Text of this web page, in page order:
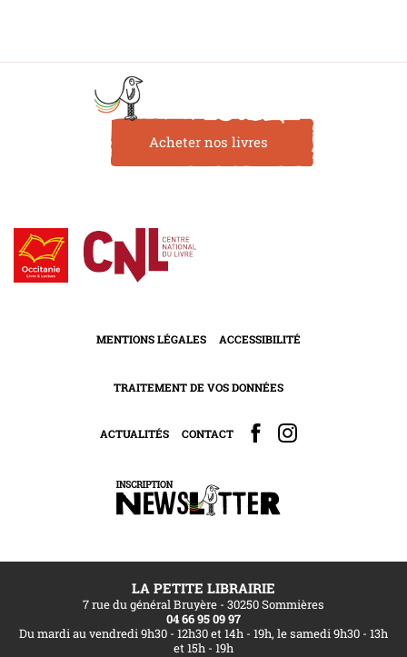
Acheter nos livres
MENTIONS LÉGALES ACCESSIBILITÉ
TRAITEMENT DE VOS DONNÉES
ACTUALITÉS CONTACT
LA PETITE LIBRAIRIE
7 rue du général Bruyère - 30250 Sommières
04 66 95 09 97
Du mardi au vendredi 9h30 - 12h30 et 14h - 19h, le samedi 9h30 - 13h
et 15h - 19h